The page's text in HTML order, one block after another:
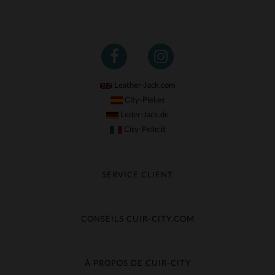
Leather-Jack.com
City-Piel.es
Leder-Jack.de
City-Pelle.it
SERVICE CLIENT
Échange & Remboursement
Contacter le service client
CONSEILS CUIR-CITY.COM
Guide des matières
À PROPOS DE CUIR-CITY